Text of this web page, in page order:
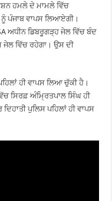
ਹਮਲੇ ਦੇ ਮਾਮਲੇ ਵਿੱਚ
ਪੰਜਾਬ ਵਾਪਸ ਲਿਆਏਗੀ।
ਅਧੀਨ ਡਿਬਰੂਗੜ੍ਹ ਜੇਲ ਵਿੱਚ ਬੰਦ
ਜੇਲ ਵਿੱਚ ਰਹੇਗਾ। ਉਸ ਦੀ
ਹੀ ਵਾਪਸ ਲਿਆ ਚੁੱਕੀ ਹੈ।
ਸਿਰਫ਼ ਅੰਮ੍ਰਿਤਪਾਲ ਸਿੰਘ ਹੀ
ਪੁਲਿਸ ਪਹਿਲਾਂ ਹੀ ਵਾਪਸ